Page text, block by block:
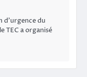
d’urgence du
TEC a organisé